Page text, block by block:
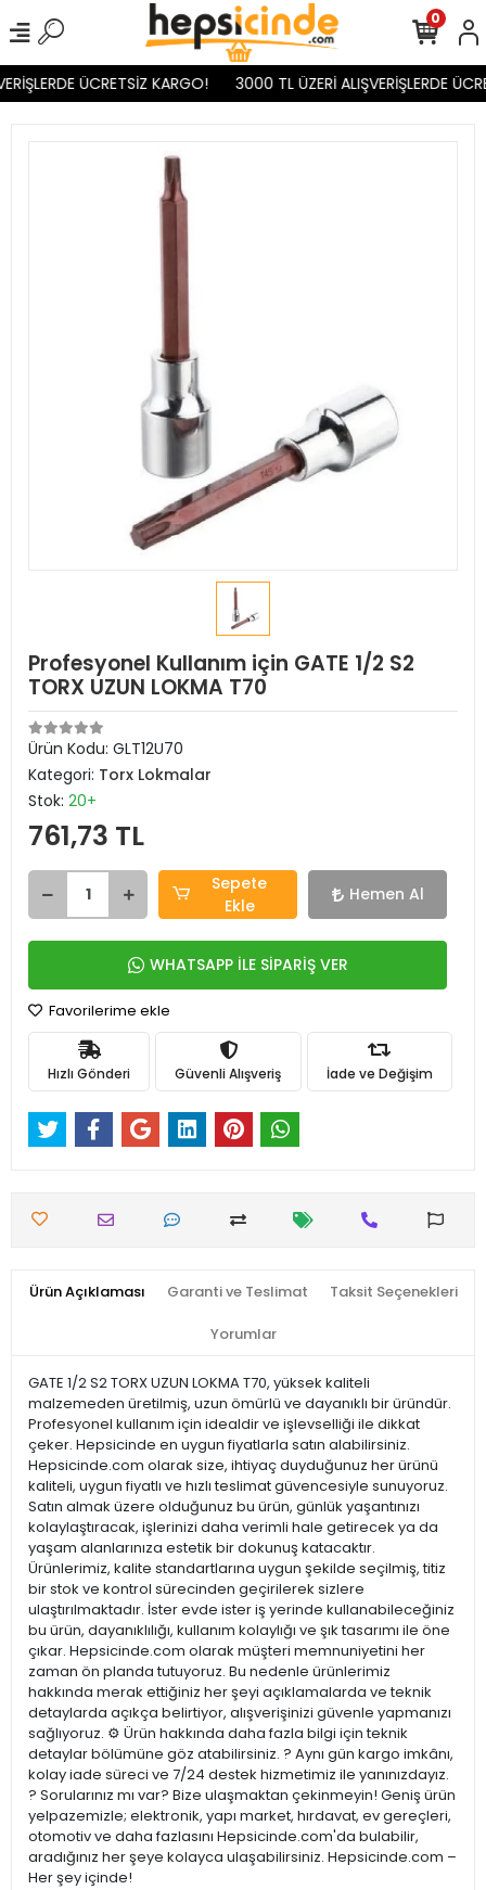
ÜCRETSİZ KARGO! 3000 TL ÜZERİ ALIŞVERİŞLERDE
0
Profesyonel Kullanım için GATE 1/2 S2
TORX UZUN LOKMA T70
Ürün Kodu: GLT12U70
Kategori: Torx Lokmalar
Stok: 20+
761,73 TL
Sepete
Ekle
Hemen Al
WHATSAPP İLE SİPARİŞ VER
Favorilerime ekle
Hızlı Gönderi Güvenli Alışveriş İade ve Değişim
Ürün Açıklaması Garanti ve Teslimat Taksit Seçenekleri
Yorumlar
GATE 1/2 S2 TORX UZUN LOKMA T70, yüksek kaliteli
malzemeden üretilmiş, uzun ömürlü ve dayanıklı bir üründür.
Profesyonel kullanım için idealdir ve işlevselliği ile dikkat
çeker. Hepsicinde en uygun fiyatlarla satın alabilirsiniz.
Hepsicinde.com olarak size, ihtiyaç duyduğunuz her ürünü
kaliteli, uygun fiyatlı ve hızlı teslimat güvencesiyle sunuyoruz.
Satın almak üzere olduğunuz bu ürün, günlük yaşantınızı
kolaylaştıracak, işlerinizi daha verimli hale getirecek ya da
yaşam alanlarınıza estetik bir dokunuş katacaktır.
Ürünlerimiz, kalite standartlarına uygun şekilde seçilmiş, titiz
bir stok ve kontrol sürecinden geçirilerek sizlere
ulaştırılmaktadır. İster evde ister iş yerinde kullanabileceğiniz
bu ürün, dayanıklılığı, kullanım kolaylığı ve şık tasarımı ile öne
çıkar. Hepsicinde.com olarak müşteri memnuniyetini her
zaman ön planda tutuyoruz. Bu nedenle ürünlerimiz
hakkında merak ettiğiniz her şeyi açıklamalarda ve teknik
detaylarda açıkça belirtiyor, alışverişinizi güvenle yapmanızı
sağlıyoruz. ⚙️ Ürün hakkında daha fazla bilgi için teknik
detaylar bölümüne göz atabilirsiniz. ? Aynı gün kargo imkânı,
kolay iade süreci ve 7/24 destek hizmetimiz ile yanınızdayız.
? Sorularınız mı var? Bize ulaşmaktan çekinmeyin! Geniş ürün
yelpazemizle; elektronik, yapı market, hırdavat, ev gereçleri,
otomotiv ve daha fazlasını Hepsicinde.com'da bulabilir,
aradığınız her şeye kolayca ulaşabilirsiniz. Hepsicinde.com –
Her şey içinde!